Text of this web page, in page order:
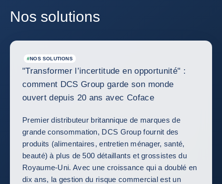
Nos solutions
#NOS SOLUTIONS
"Transformer l’incertitude en opportunité" :
comment DCS Group garde son monde
ouvert depuis 20 ans avec Coface
Premier distributeur britannique de marques de
grande consommation, DCS Group fournit des
produits (alimentaires, entretien ménager, santé,
beauté) à plus de 500 détaillants et grossistes du
Royaume-Uni. Avec une croissance qui a doublé en
dix ans, la gestion du risque commercial est un